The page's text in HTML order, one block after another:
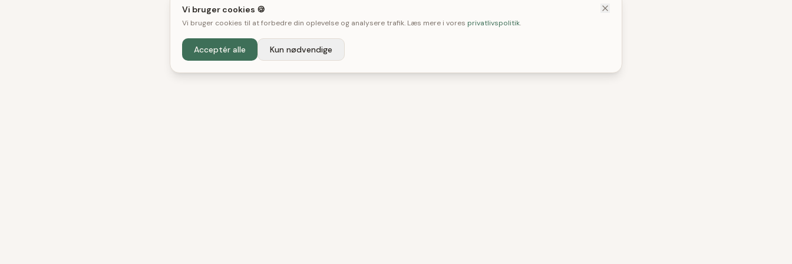
Vi bruger cookies 🍪
Vi bruger cookies til at forbedre din oplevelse og analysere trafik. Læs mere i vores privatlivspolitik.
Acceptér alle Kun nødvendige